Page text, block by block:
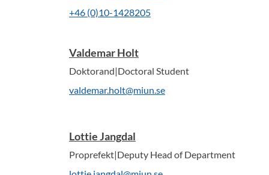
+46 (0)10-1428205
Valdemar Holt
Doktorand|Doctoral Student
valdemar.holt@miun.se
Lottie Jangdal
Proprefekt|Deputy Head of Department